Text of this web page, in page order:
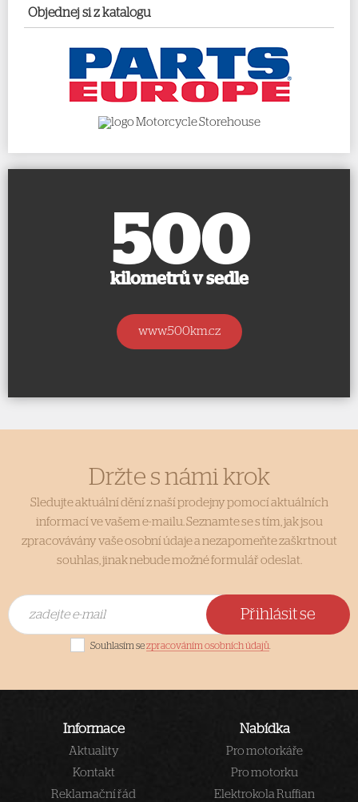
Objednej si z katalogu
500
kilometrů v sedle
www.500km.cz
Držte s námi krok
Sledujte aktuální dění z naší prodejny pomocí aktuálních
informací ve vašem e-mailu. Seznamte se s tím, jak jsou
zpracovávány vaše osobní údaje a nezapomeňte zaškrtnout
souhlas, jinak nebude možné formulář odeslat.
Přihlásit se
Souhlasím sezpracováním osobních údajů
Informace
Aktuality
Kontakt
Reklamační řád
Nabídka
Pro motorkáře
Pro motorku
Elektrokola Ruffian